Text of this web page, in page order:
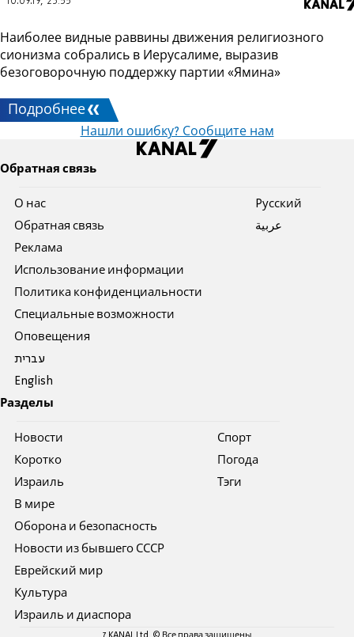
Наиболее видные раввины движения религиозного
сионизма собрались в Иерусалиме, выразив
безоговорочную поддержку партии «Ямина»
Подробнее
Нашли ошибку? Сообщите нам
Обратная связь
О нас
Обратная связь
Реклама
Использование информации
Политика конфиденциальности
Специальные возможности
Оповещения
עברית
English
Pусский
عربية
Разделы
Новости
Коротко
Израиль
В мире
Оборона и безопасность
Новости из бывшего СССР
Еврейский мир
Культура
Израиль и диаспора
Спорт
Погода
Тэги